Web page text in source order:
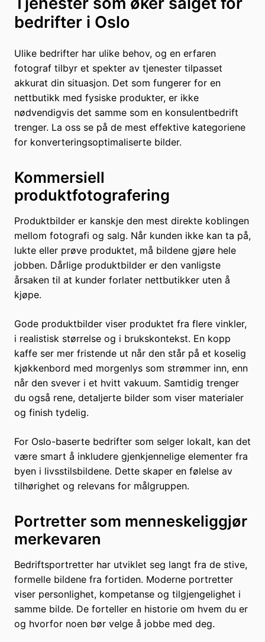
bedrifter i Oslo
Ulike bedrifter har ulike behov, og en erfaren
fotograf tilbyr et spekter av tjenester tilpasset
akkurat din situasjon. Det som fungerer for en
nettbutikk med fysiske produkter, er ikke
nødvendigvis det samme som en konsulentbedrift
trenger. La oss se på de mest effektive kategoriene
for konverteringsoptimaliserte bilder.
Kommersiell
produktfotografering
Produktbilder er kanskje den mest direkte koblingen
mellom fotografi og salg. Når kunden ikke kan ta på,
lukte eller prøve produktet, må bildene gjøre hele
jobben. Dårlige produktbilder er den vanligste
årsaken til at kunder forlater nettbutikker uten å
kjøpe.
Gode produktbilder viser produktet fra flere vinkler,
i realistisk størrelse og i brukskontekst. En kopp
kaffe ser mer fristende ut når den står på et koselig
kjøkkenbord med morgenlys som strømmer inn, enn
når den svever i et hvitt vakuum. Samtidig trenger
du også rene, detaljerte bilder som viser materialer
og finish tydelig.
For Oslo-baserte bedrifter som selger lokalt, kan det
være smart å inkludere gjenkjennelige elementer fra
byen i livsstilsbildene. Dette skaper en følelse av
tilhørighet og relevans for målgruppen.
Portretter som menneskeliggjør
merkevaren
Bedriftsportretter har utviklet seg langt fra de stive,
formelle bildene fra fortiden. Moderne portretter
viser personlighet, kompetanse og tilgjengelighet i
samme bilde. De forteller en historie om hvem du er
og hvorfor noen bør velge å jobbe med deg.